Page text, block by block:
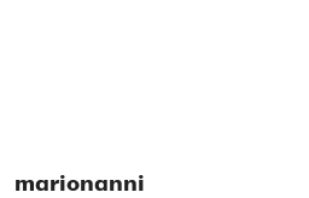
marionanni